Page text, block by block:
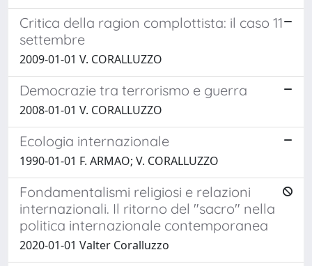
Critica della ragion complottista: il caso 11
settembre
2009-01-01 V. CORALLUZZO
Democrazie tra terrorismo e guerra
2008-01-01 V. CORALLUZZO
Ecologia internazionale
1990-01-01 F. ARMAO; V. CORALLUZZO
Fondamentalismi religiosi e relazioni
internazionali. Il ritorno del "sacro" nella
politica internazionale contemporanea
2020-01-01 Valter Coralluzzo